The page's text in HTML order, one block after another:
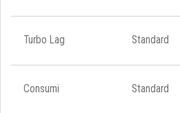
Turbo Lag Standard
Consumi Standard